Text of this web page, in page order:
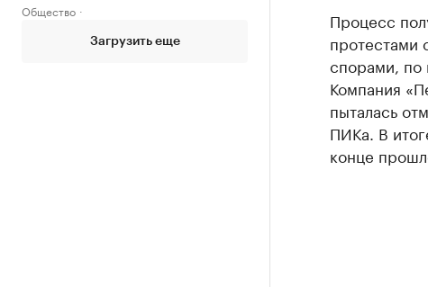
Общество
Загрузить еще
Процесс
протестами
спорами, по
Компания
пыталась
ПИКа. В
конце